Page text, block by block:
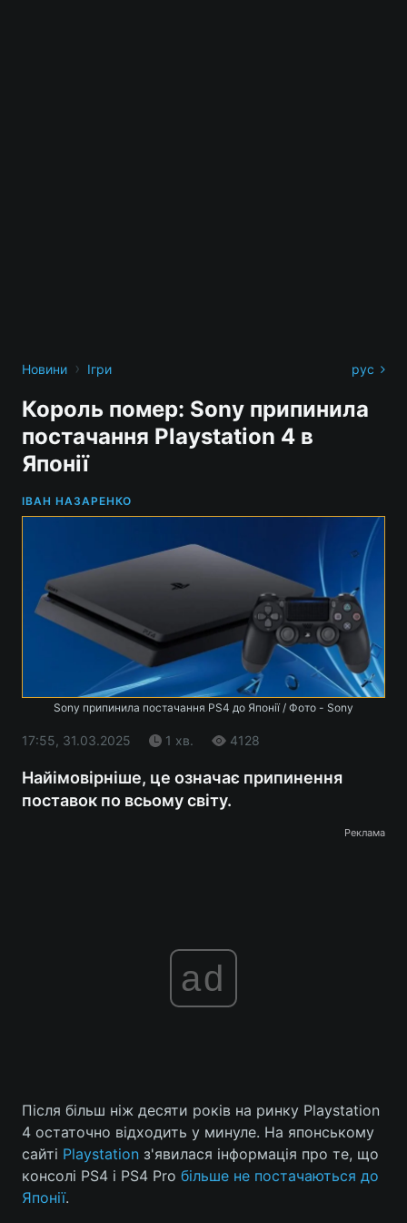
Новини › Ігри рус
Король помер: Sony припинила
постачання Playstation 4 в
Японії
ІВАН НАЗАРЕНКО
Sony припинила постачання PS4 до Японії / Фото - Sony
17:55, 31.03.2025 1 хв. 4128
Найімовірніше, це означає припинення
поставок по всьому світу.
Реклама
ad
Після більш ніж десяти років на ринку Playstation
4 остаточно відходить у минуле. На японському
сайті Playstation з'явилася інформація про те, що
консолі PS4 і PS4 Pro більше не постачаються до
Японії.